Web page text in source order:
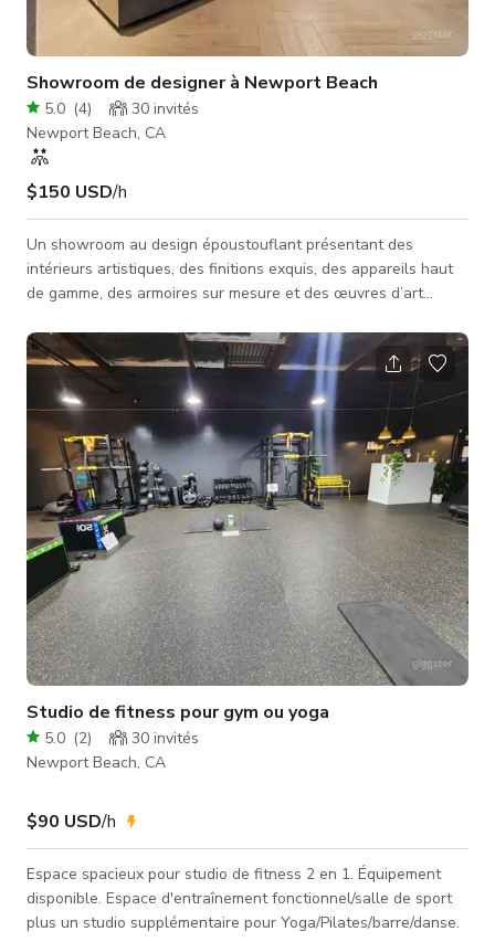
Showroom de designer à Newport Beach
5.0 (4) 30 invités
Newport Beach, CA
$150 USD/h
Un showroom au design époustouflant présentant des
intérieurs artistiques, des finitions exquis, des appareils haut
de gamme, des armoires sur mesure et des œuvres d’art
Del Mar, l’espace offre un accès facile et un grand parking —
un lieu idéal pour des événements d’entreprise, des séances
photo, des dîners intimes ou des occasions spéciales. La salle
principale peut accueillir jusqu’à 60 invités pour un cockt
Studio de fitness pour gym ou yoga
5.0 (2) 30 invités
Newport Beach, CA
$90 USD/h
Espace spacieux pour studio de fitness 2 en 1. Équipement
disponible. Espace d'entraînement fonctionnel/salle de sport
plus un studio supplémentaire pour Yoga/Pilates/barre/danse.